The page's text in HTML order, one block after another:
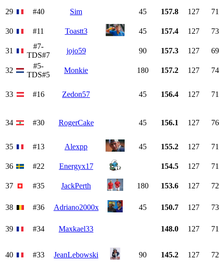
29 #40 Sim 45 157.8 127
30 #11 Toastt3 45 157.4 127
31
#7-
TDS#7
jojo59 90 157.3 127
32
#5-
TDS#5
Monkie 180 157.2 127
33 #16 Zedon57 45 156.4 127
34 #30 RogerCake 45 156.1 127
35 #13 Alexpp 45 155.2 127
36 #22 Energyx17 154.5 127
37 #35 JackPerth 180 153.6 127
38 #36 Adriano2000x 45 150.7 127
39 #34 Maxkael33 148.0 127
40 #33 JeanLebowski 90 145.2 127